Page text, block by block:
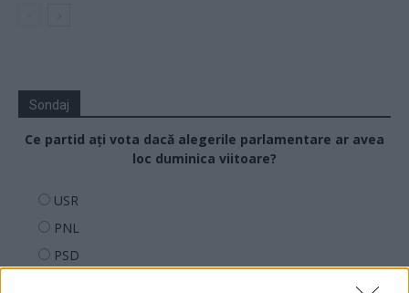
Sondaj
Ce partid ați vota dacă alegerile parlamentare ar avea
loc duminica viitoare?
USR
PNL
PSD